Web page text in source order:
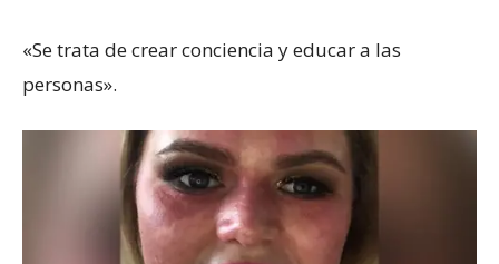
«Se trata de crear conciencia y educar a las
personas».